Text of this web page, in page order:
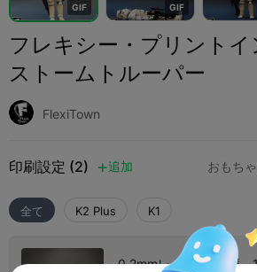
GIF GIF
フレキシー・プリントイ
ストームトルーパー
FlexiTown
印刷設定 (2) 追加 おもち
全て K2 Plus K1
0.2mmレイヤー、3壁、